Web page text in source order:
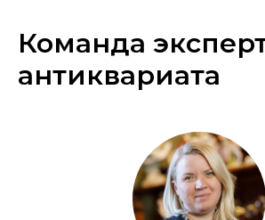
Команда
антиквариата